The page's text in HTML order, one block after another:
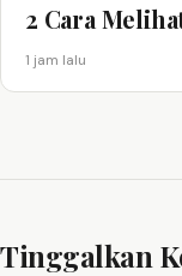
2 Cara
1 jam lalu
Tinggalkan